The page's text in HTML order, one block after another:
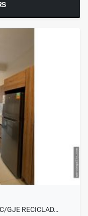
GJE RECICLAD…